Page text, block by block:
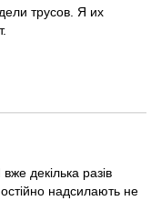
трусов. Я их
декілька разів
надсилають не